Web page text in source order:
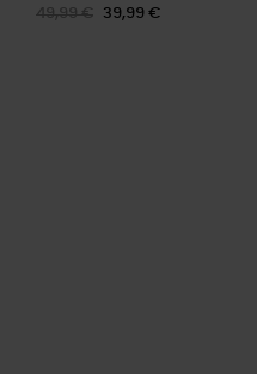
49,99 € 39,99 €